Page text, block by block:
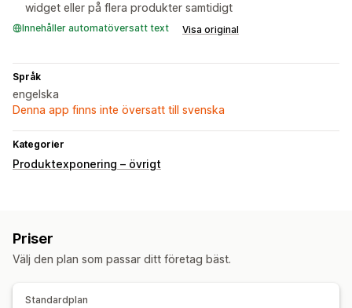
widget eller på flera produkter samtidigt
Innehåller automatöversatt text Visa original
Språk
engelska
Denna app finns inte översatt till svenska
Kategorier
Produktexponering – övrigt
Priser
Välj den plan som passar ditt företag bäst.
Standardplan